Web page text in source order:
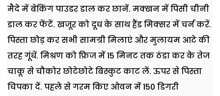
मैदे में बेकिंग पाउडर डाल कर छानें. मक्खन में पिसी चीनी
डाल कर फेंटें. खजूर को दूध के साथ हैंड मिक्सर में चर्न करें.
पिस्ता छोड़ कर सभी सामग्री मिलाएं और मुलायम आटे की
तरह गूंधें. मिश्रण को फ्रिज में15 मिनट तक ठंडा कर के तेज
चाकू से चौकोर छोटेछोटे बिस्कुट काट लें. ऊपर से पिस्ता
चिपका दें. पहले से गरम किए ओवन में150 डिगरी